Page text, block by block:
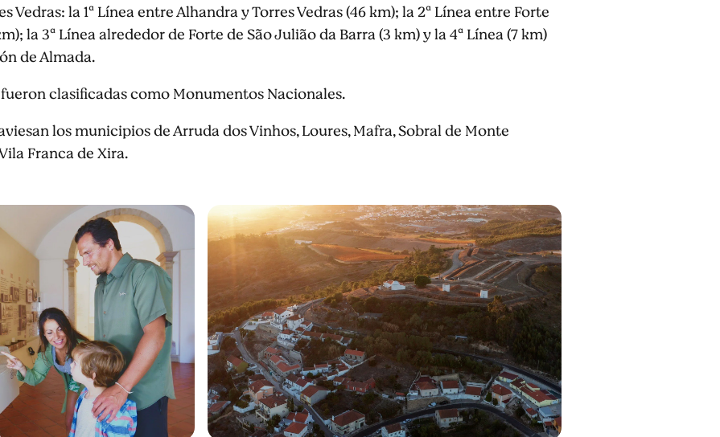
Vedras: la 1ª Línea entre Alhandra y Torres Vedras (46 km); la 2ª Línea entre Forte
la 3ª Línea alrededor de Forte de São Julião da Barra (3 km) y la 4ª Línea (7 km)
de Almada.
fueron clasificadas como Monumentos Nacionales.
los municipios de Arruda dos Vinhos, Loures, Mafra, Sobral de Monte
Franca de Xira.